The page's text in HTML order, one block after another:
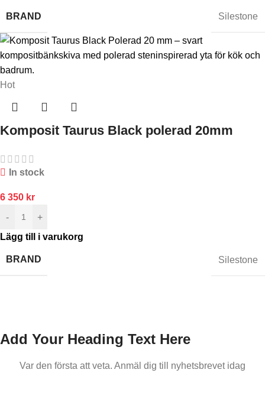
BRAND Silestone
Hot
Komposit Taurus Black polerad 20mm
In stock
6 350 kr
-
+
Lägg till i varukorg
BRAND Silestone
Add Your Heading Text Here
Var den första att veta. Anmäl dig till nyhetsbrevet idag